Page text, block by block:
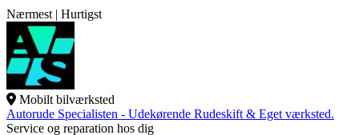
Nærmest | Hurtigst
Mobilt bilværksted
Autorude Specialisten - Udekørende Rudeskift & Eget værksted.
Service og reparation hos dig